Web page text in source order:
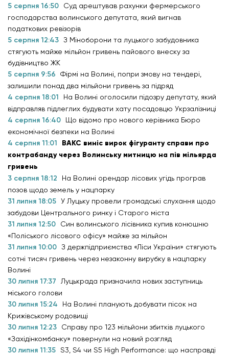
5 серпня 16:50
Суд арештував рахунки фермерського
господарства волинського депутата, який вигнав
податкових ревізорів
5 серпня 12:43 З Міноборони та луцького забудовника
стягують майже мільйон гривень пайового внеску за
будівництво ЖК
5 серпня 9:56
Фірмі на Волині, попри змову на тендері,
залишили понад два мільйони гривень за підряд
4 серпня 18:01
На Волині оголосили підозру депутату, який
відправляв підлеглих будувати хату посадовцю Укрзалізниці
4 серпня 16:40
Що відомо про нового керівника Бюро
економічної безпеки на Волині
4 серпня 11:01
ВАКС виніс вирок фігуранту справи про
контрабанду через Волинську митницю на пів мільярда
гривень
3 серпня 18:12
На Волині орендар лісових угідь програв
позов щодо земель у нацпарку
31 липня 18:05 У Луцьку провели громадські слухання щодо
забудови Центрального ринку і Старого міста
31 липня 12:50
Син волинського лісівника купив конюшню
«Поліського лісового офісу» майже за мільйон
31 липня 10:00 З держпідприємства «Ліси України» стягують
сотні тисяч гривень через незаконну вирубку в нацпарку
Волині
30 липня 17:37
Луцькрада призначила нових заступниць
міського голови
30 липня 15:24
На Волині планують добувати пісок на
Крижівському родовищі
30 липня 12:23
Справу про 123 мільйони збитків луцького
«Західінкомбанку» повернули на новий розгляд
30 липня 11:35 S3, S4 чи S5 High Performance: що насправді